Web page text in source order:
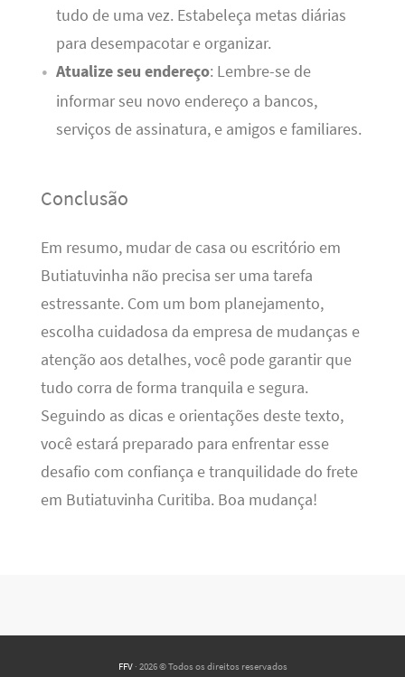
tudo de uma vez. Estabeleça metas diárias
para desempacotar e organizar.
Atualize seu endereço: Lembre-se de
informar seu novo endereço a bancos,
serviços de assinatura, e amigos e familiares.
Conclusão
Em resumo, mudar de casa ou escritório em
Butiatuvinha não precisa ser uma tarefa
estressante. Com um bom planejamento,
escolha cuidadosa da empresa de mudanças e
atenção aos detalhes, você pode garantir que
tudo corra de forma tranquila e segura.
Seguindo as dicas e orientações deste texto,
você estará preparado para enfrentar esse
desafio com confiança e tranquilidade do frete
em Butiatuvinha Curitiba. Boa mudança!
FFV· 2026 © Todos os direitos reservados